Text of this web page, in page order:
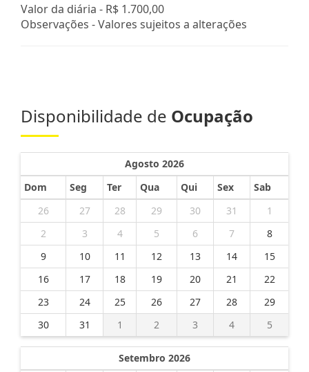
Valor da diária - R$ 1.700,00
Observações - Valores sujeitos a alterações
Disponibilidade de Ocupação
Agosto 2026
Dom
Seg Ter Qua Qui Sex
Sab
26
27 28 29 30 31
1
2
3 4 5 6 7
8
9
10 11 12 13 14
15
16
17 18 19 20 21
22
23
24 25 26 27 28
29
30
31 1 2 3 4 5
Setembro 2026